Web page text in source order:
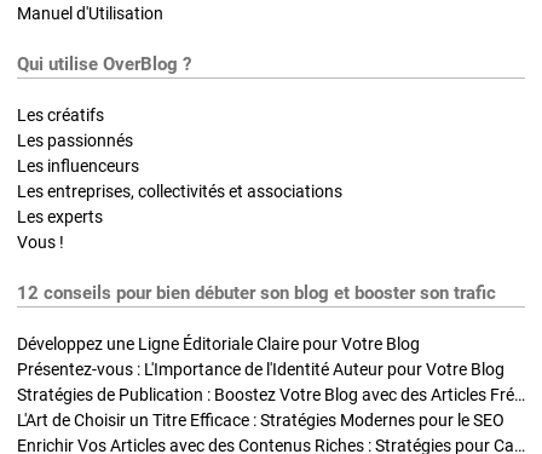
Manuel d'Utilisation
Qui utilise OverBlog ?
Les créatifs
Les passionnés
Les influenceurs
Les entreprises, collectivités et associations
Les experts
Vous !
12 conseils pour bien débuter son blog et booster son trafic
Développez une Ligne Éditoriale Claire pour Votre Blog
Présentez-vous : L'Importance de l'Identité Auteur pour Votre Blog
Stratégies de Publication : Boostez Votre Blog avec des Articles Fréquents et Exclusifs
L'Art de Choisir un Titre Efficace : Stratégies Modernes pour le SEO
Enrichir Vos Articles avec des Contenus Riches : Stratégies pour Captiver et Optimiser